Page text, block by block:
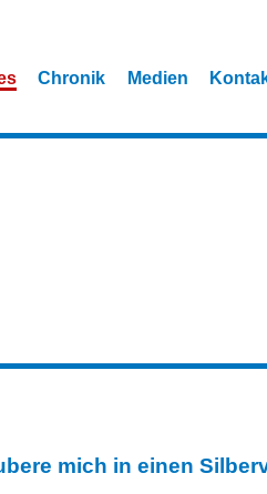
Chronik Medien
mich in einen